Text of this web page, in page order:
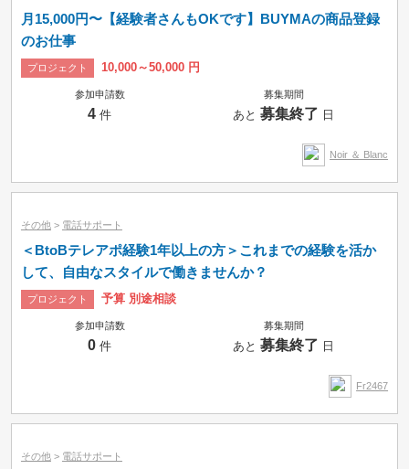
月15,000円〜【経験者さんもOKです】BUYMAの商品登録
のお仕事
プロジェクト 10,000～50,000 円
参加申請数
4 件
募集期間
あと募集終了 日
Noir ＆ Blanc
その他 > 電話サポート
＜BtoBテレアポ経験1年以上の方＞これまでの経験を活か
して、自由なスタイルで働きませんか？
プロジェクト 予算 別途相談
参加申請数
0 件
募集期間
あと募集終了 日
Fr2467
その他 > 電話サポート